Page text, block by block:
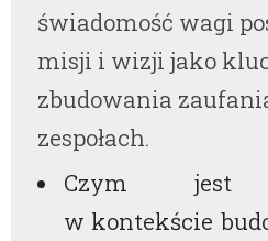
świadomość wagi
misji i wizji jako
zbudowania
zespołach.
Czym jest
w kontekście